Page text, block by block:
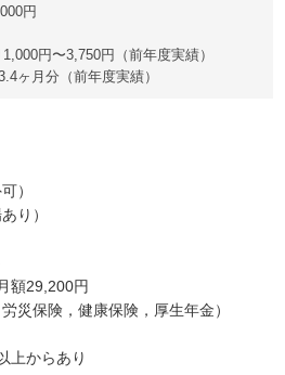
円
円〜3,750円（前年度実績）
ヶ月分（前年度実績）
）
り）
額29,200円
災保険，健康保険，厚生年金）
上からあり